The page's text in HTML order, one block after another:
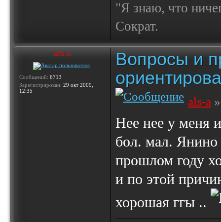
"Я знаю, что
Сократ.
als-a
Сообщений: 6713
Зарегистрирован: 29 окт 2009,
12:35
Вопросы и
als-a
Нее нее у меня
бол. мал. Янино
прошлом году
и по этой
хорошая ггы ..